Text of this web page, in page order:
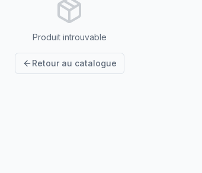
Produit introuvable
Retour au catalogue